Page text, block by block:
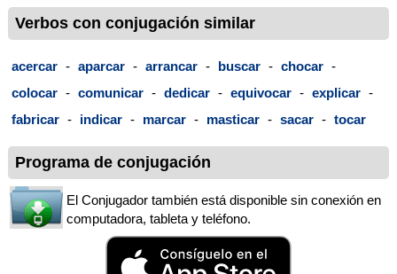
Verbos con conjugación similar
acercar - aparcar - arrancar - buscar - chocar -
colocar - comunicar - dedicar - equivocar - explicar -
fabricar - indicar - marcar - masticar - sacar - tocar
Programa de conjugación
El Conjugador también está disponible sin conexión en
computadora, tableta y teléfono.